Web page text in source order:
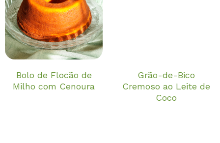
Bolo de Flocão de
Milho com Cenoura
Grão-de-Bico
Cremoso ao Leite de
Coco